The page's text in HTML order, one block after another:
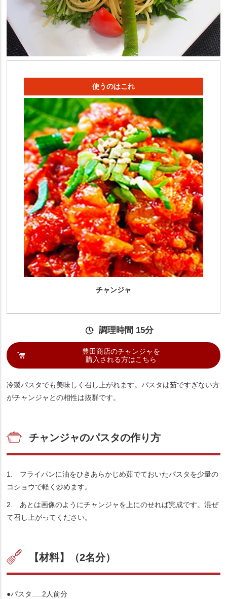
使うのはこれ
チャンジャ
調理時間 15分
豊田商店のチャンジャを
購入される方はこちら
冷製パスタでも美味しく召し上がれます。パスタは茹ですぎない方
がチャンジャとの相性は抜群です。
チャンジャのパスタの作り方
1. フライパンに油をひきあらかじめ茹でておいたパスタを少量の
コショウで軽く炒めます。
2. あとは画像のようにチャンジャを上にのせれば完成です。混ぜ
て召し上がってください。
【材料】（2名分）
●パスタ.....2人前分